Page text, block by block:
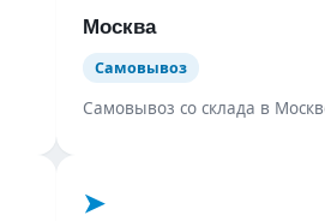
Москва
Самовывоз
Самовывоз со склада в
➤︎